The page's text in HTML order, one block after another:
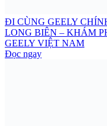
ĐI CÙNG GEELY
LONG BIÊN – KHÁM
GEELY VIỆT NAM
Đọc ngay